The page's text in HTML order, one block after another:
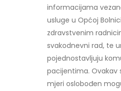
informacijama
usluge u Općoj
zdravstvenim
svakodnevni rad, te
pojednostavljuju
pacijentima. Ovakav
mjeri oslobođen